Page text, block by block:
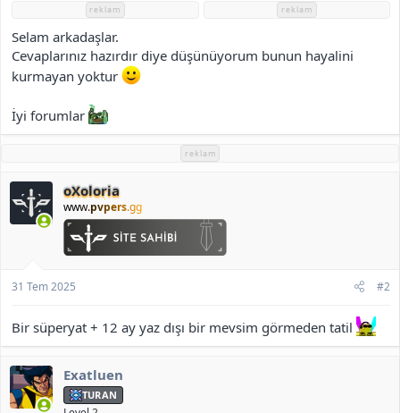
ireklam reklam
Selam arkadaşlar.
Cevaplarınız hazırdır diye düşünüyorum bunun hayalini
kurmayan yoktur
İyi forumlar
reklam
oXoloria
www.pvpers.gg
31 Tem 2025 #2
Bir süperyat + 12 ay yaz dışı bir mevsim görmeden tatil
Exatluen
TURAN